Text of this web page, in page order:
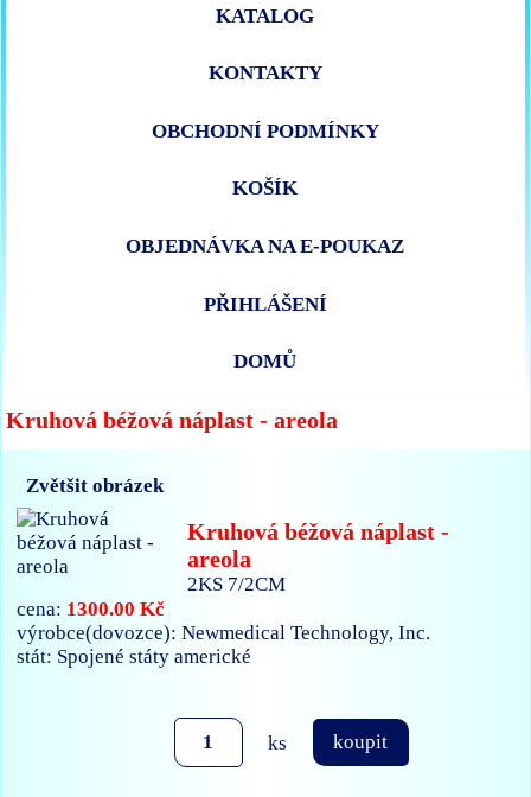
KATALOG
KONTAKTY
OBCHODNÍ PODMÍNKY
KOŠÍK
OBJEDNÁVKA NA E-POUKAZ
PŘIHLÁŠENÍ
DOMŮ
Kruhová béžová náplast - areola
Zvětšit obrázek
Kruhová béžová náplast -
areola
2KS 7/2CM
cena: 1300.00 Kč
výrobce(dovozce): Newmedical Technology, Inc.
stát: Spojené státy americké
ks koupit